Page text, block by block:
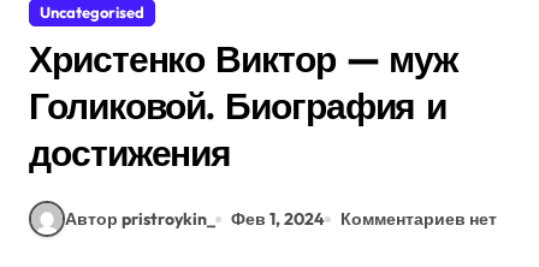
Uncategorised
Христенко Виктор — муж
Голиковой. Биография и
достижения
Автор pristroykin_ Фев 1, 2024 Комментариев нет